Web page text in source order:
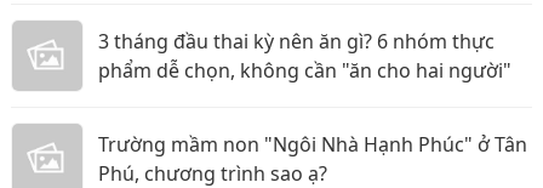
3 tháng đầu thai kỳ nên ăn gì? 6 nhóm thực
phẩm dễ chọn, không cần "ăn cho hai người"
Trường mầm non "Ngôi Nhà Hạnh Phúc" ở Tân
Phú, chương trình sao ạ?